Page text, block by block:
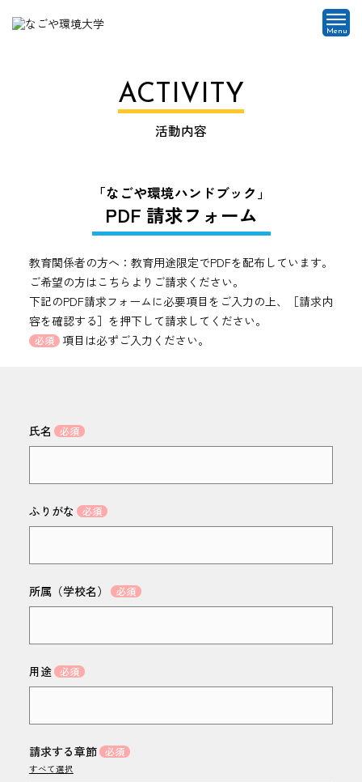
Menu
ACTIVITY
活動内容
「なごや環境ハンドブック」
PDF 請求フォーム
教育関係者の方へ：教育用途限定でPDFを配布しています。
ご希望の方はこちらよりご請求ください。
下記のPDF請求フォームに必要項目をご入力の上、［請求内
容を確認する］を押下して請求してください。
必須 項目は必ずご入力ください。
氏名
ふりがな
所属（学校名）
用途
請求する章節
すべて選択